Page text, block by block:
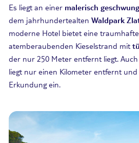
Es liegt an einer malerisch
dem jahrhundertealten Waldpark
moderne Hotel bietet eine traumhafte
atemberaubenden Kieselstrand mit
der nur 250 Meter entfernt liegt.
liegt nur einen Kilometer entfernt
Erkundung ein.